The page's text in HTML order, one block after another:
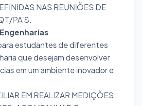
NAS REUNIÕES DE
PA'S.
estudantes de diferentes
que desejam desenvolver
em um ambiente inovador e
EM REALIZAR MEDIÇÕES